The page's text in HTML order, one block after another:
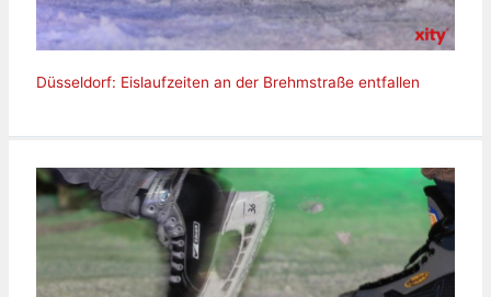
Düsseldorf: Eislaufzeiten an der Brehmstraße entfallen